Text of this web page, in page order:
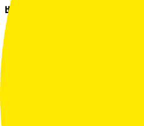
배송조회
여러 주문의 배송 상태를 한 화면에서